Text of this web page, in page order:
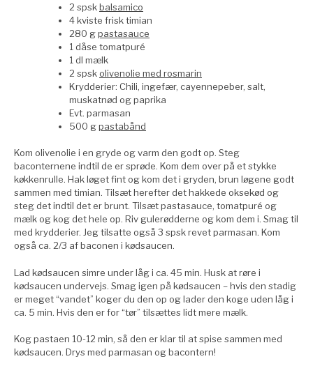
2 spskbalsamico
4 kviste frisk timian
280 gpastasauce
1 dåse tomatpuré
1 dl mælk
2 spskolivenolie med rosmarin
Krydderier: Chili, ingefær, cayennepeber, salt,
muskatnød og paprika
Evt. parmasan
500 gpastabånd
Kom olivenolie i en gryde og varm den godt op. Steg
baconternene indtil de er sprøde. Kom dem over på et stykke
køkkenrulle. Hak løget fint og kom det i gryden, brun løgene godt
sammen med timian. Tilsæt herefter det hakkede oksekød og
steg det indtil det er brunt. Tilsæt pastasauce, tomatpuré og
mælk og kog det hele op. Riv gulerødderne og kom dem i. Smag til
med krydderier. Jeg tilsatte også 3 spsk revet parmasan. Kom
også ca. 2/3 af baconen i kødsaucen.
Lad kødsaucen simre under låg i ca. 45 min. Husk at røre i
kødsaucen undervejs. Smag igen på kødsaucen – hvis den stadig
er meget “vandet” koger du den op og lader den koge uden låg i
ca. 5 min. Hvis den er for “tør” tilsættes lidt mere mælk.
Kog pastaen 10-12 min, så den er klar til at spise sammen med
kødsaucen. Drys med parmasan og bacontern!